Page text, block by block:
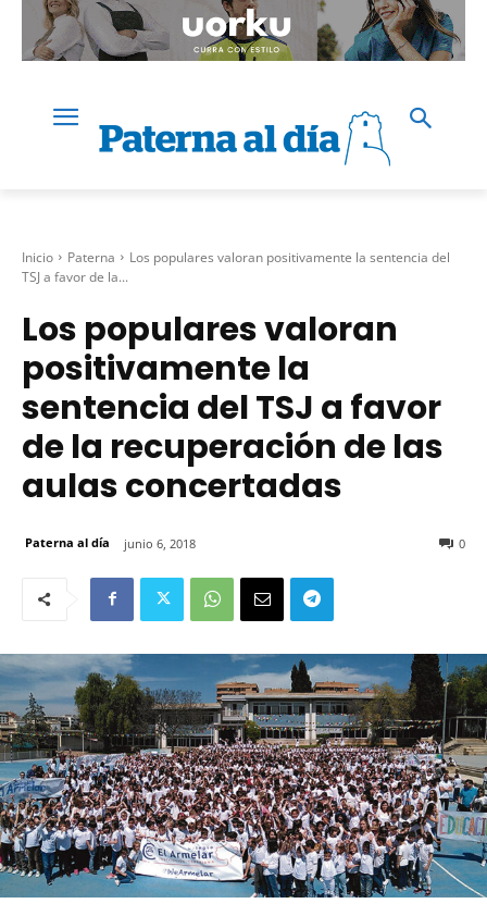
Inicio Paterna
Los populares valoran positivamente la sentencia del
TSJ a favor de la...
Los populares valoran
positivamente la
sentencia del TSJ a favor
de la recuperación de las
aulas concertadas
Paterna al día junio 6, 2018 0